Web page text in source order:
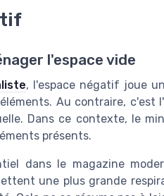
l'espace vide
, l'espace négatif joue
Au contraire, c'est
Dans ce contexte, le
présents.
dans le magazine
une plus grande